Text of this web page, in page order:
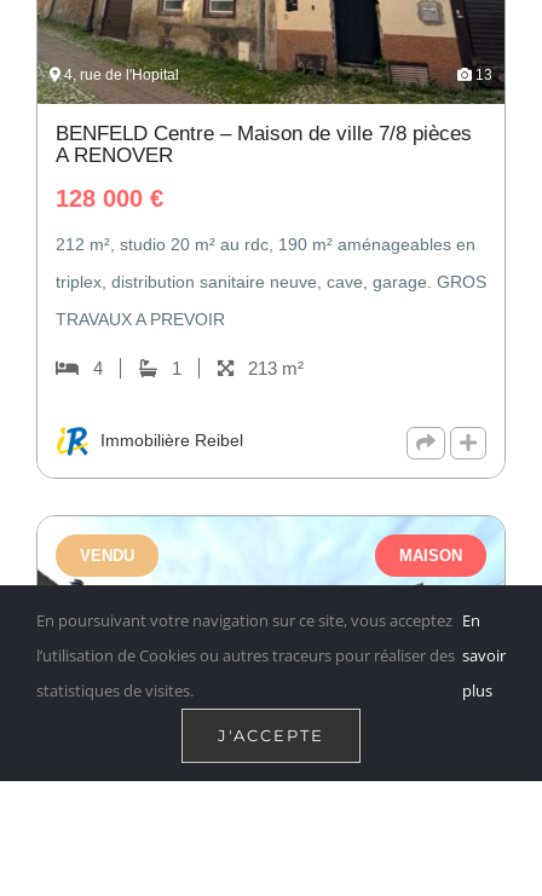
4, rue de l'Hopital 13
BENFELD Centre – Maison de ville 7/8 pièces
A RENOVER
128 000 €
212 m², studio 20 m² au rdc, 190 m² aménageables en
triplex, distribution sanitaire neuve, cave, garage. GROS
TRAVAUX A PREVOIR
4 1 213 m²
Immobilière Reibel
VENDU MAISON
En poursuivant votre navigation sur ce site, vous acceptez
l’utilisation de Cookies ou autres traceurs pour réaliser des
statistiques de visites.
En
savoir
plus
J'ACCEPTE